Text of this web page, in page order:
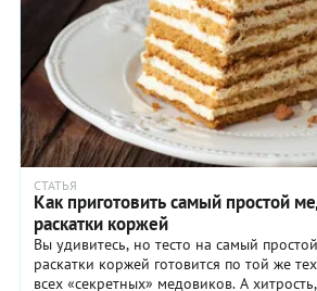
СТАТЬЯ
Как приготовить самый простой
раскатки коржей
Вы удивитесь, но тесто на самый простой торт медовик без
раскатки коржей готовится по той же
всех «секретных» медовиков. А хитрость, благодаря которой